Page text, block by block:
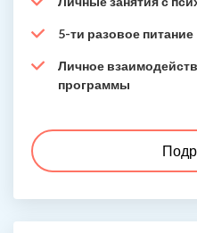
5-ти разовое питание
Личное
программы